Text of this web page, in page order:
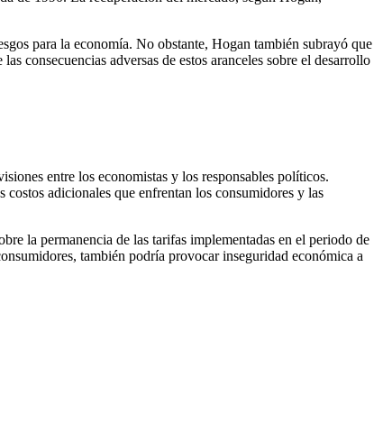
para la economía. No obstante, Hogan también subrayó que
consecuencias adversas de estos aranceles sobre el desarrollo
entre los economistas y los responsables políticos.
adicionales que enfrentan los consumidores y las
la permanencia de las tarifas implementadas en el periodo de
también podría provocar inseguridad económica a